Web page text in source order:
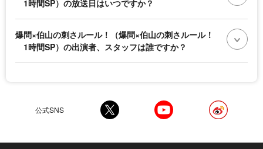
1時間SP）の放送日はいつですか？
爆問×伯山の刺さルール！（爆問×伯山の刺さルール！
1時間SP）の出演者、スタッフは誰ですか？
公式SNS